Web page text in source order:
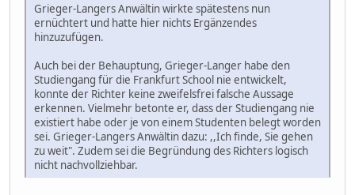
Grieger-Langers Anwältin wirkte spätestens nun
ernüchtert und hatte hier nichts Ergänzendes
hinzuzufügen.
Auch bei der Behauptung, Grieger-Langer habe den
Studiengang für die Frankfurt School nie entwickelt,
konnte der Richter keine zweifelsfrei falsche Aussage
erkennen. Vielmehr betonte er, dass der Studiengang nie
existiert habe oder je von einem Studenten belegt worden
sei. Grieger-Langers Anwältin dazu: ,,Ich finde, Sie gehen
zu weit". Zudem sei die Begründung des Richters logisch
nicht nachvollziehbar.